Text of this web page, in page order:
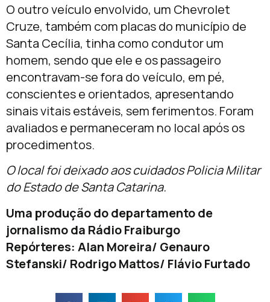
O outro veículo envolvido, um Chevrolet
Cruze, também com placas do município de
Santa Cecília, tinha como condutor um
homem, sendo que ele e os passageiro
encontravam-se fora do veículo, em pé,
conscientes e orientados, apresentando
sinais vitais estáveis, sem ferimentos. Foram
avaliados e permaneceram no local após os
procedimentos.
O local foi deixado aos cuidados Policia Militar
do Estado de Santa Catarina.
Uma produção do departamento de
jornalismo da Rádio Fraiburgo
Repórteres: Alan Moreira/ Genauro
Stefanski/ Rodrigo Mattos/ Flávio Furtado